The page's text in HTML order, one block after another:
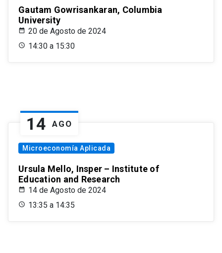
Gautam Gowrisankaran, Columbia
University
20 de Agosto de 2024
14:30 a 15:30
14 AGO
Microeconomía Aplicada
Ursula Mello, Insper – Institute of
Education and Research
14 de Agosto de 2024
13:35 a 14:35